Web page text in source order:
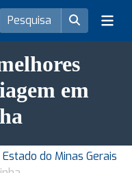
em
do Minas Gerais